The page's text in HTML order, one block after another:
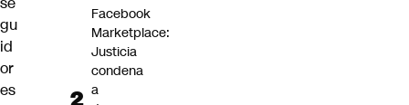
gu
id
or
es
Facebook
Marketplace:
Justicia
condena
a